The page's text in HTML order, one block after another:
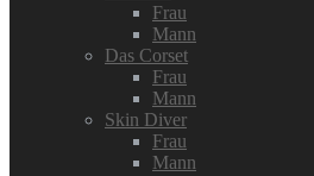
Frau
Mann
Das Corset
Frau
Mann
Skin Diver
Frau
Mann